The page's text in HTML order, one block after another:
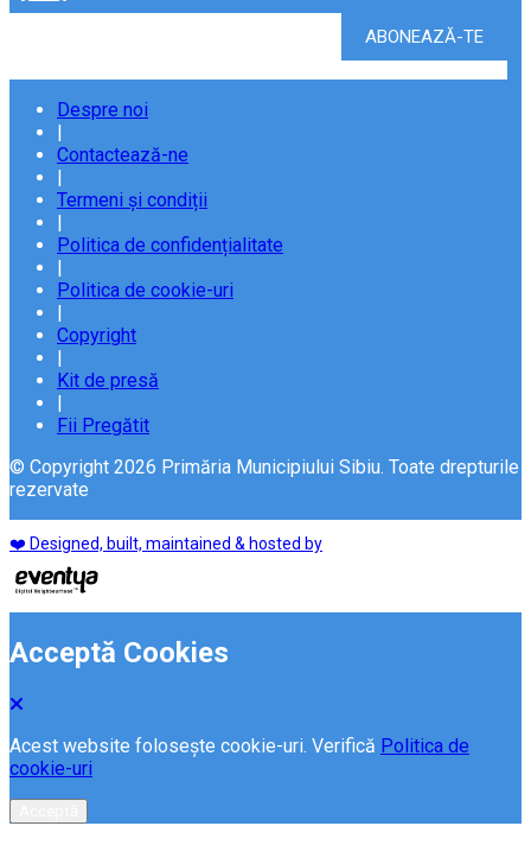
Despre noi
Contactează-ne
Termeni și condiții
Politica de confidențialitate
Politica de cookie-uri
Copyright
Kit de presă
Fii Pregătit
© Copyright 2026 Primăria Municipiului Sibiu. Toate drepturile
rezervate
❤️ Designed, built, maintained & hosted by
Acceptă Cookies
Acest website folosește cookie-uri. Verifică Politica de
cookie-uri